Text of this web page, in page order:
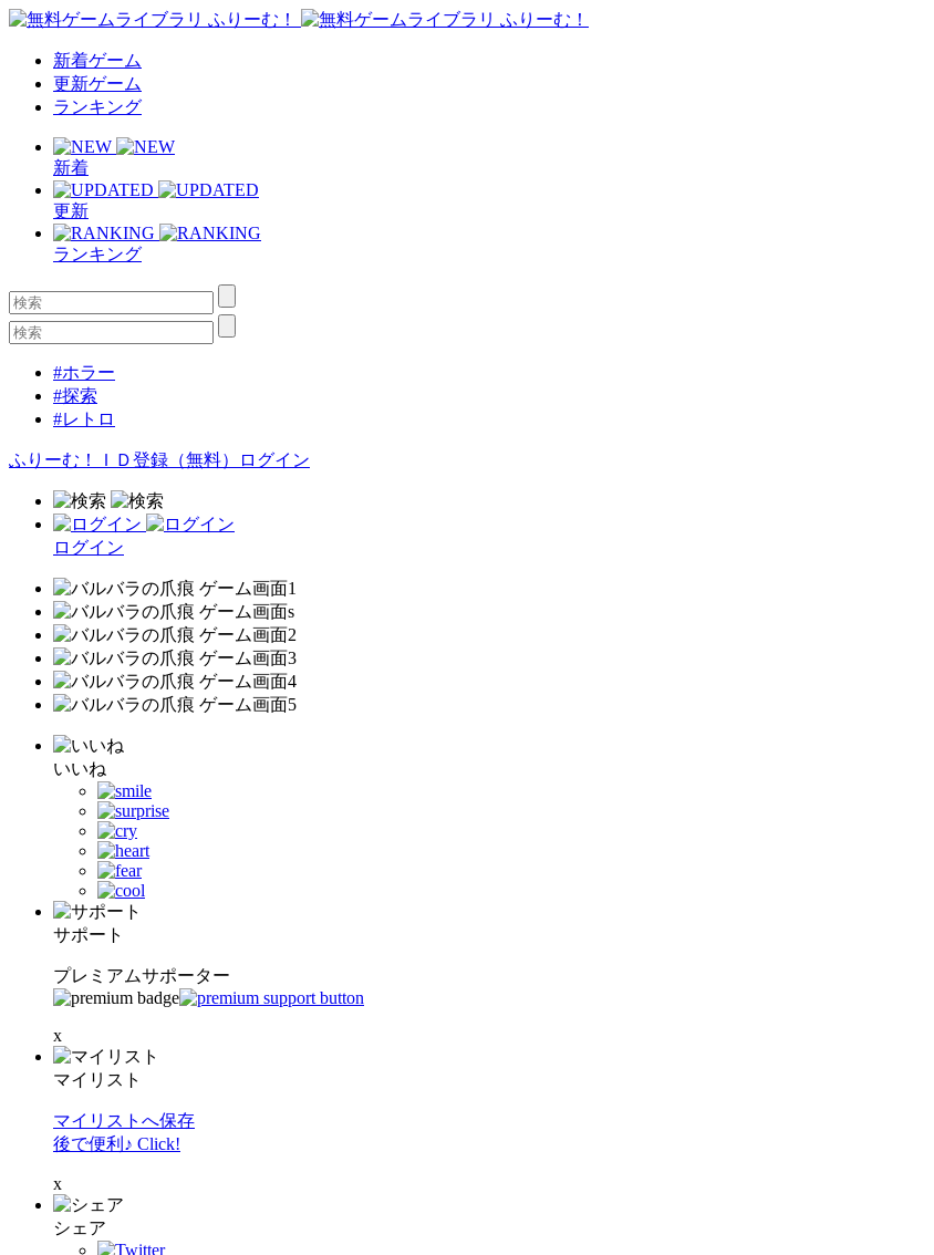
新着ゲーム
更新ゲーム
ランキング
新着
更新
ランキング
#ホラー
#探索
#レトロ
ふりーむ！ＩＤ登録（無料） ログイン
ログイン
いいね
サポート
プレミアムサポーター
x
マイリスト
マイリストへ保存
後で便利♪ Click!
x
シェア